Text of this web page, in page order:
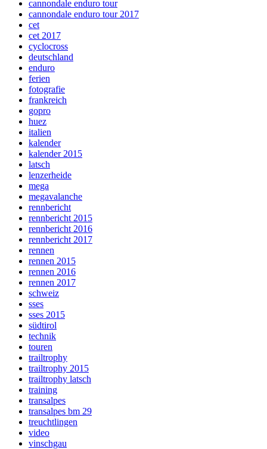
cannondale enduro tour
cannondale enduro tour 2017
cet
cet 2017
cyclocross
deutschland
enduro
ferien
fotografie
frankreich
gopro
huez
italien
kalender
kalender 2015
latsch
lenzerheide
mega
megavalanche
rennbericht
rennbericht 2015
rennbericht 2016
rennbericht 2017
rennen
rennen 2015
rennen 2016
rennen 2017
schweiz
sses
sses 2015
südtirol
technik
touren
trailtrophy
trailtrophy 2015
trailtrophy latsch
training
transalpes
transalpes bm 29
treuchtlingen
video
vinschgau